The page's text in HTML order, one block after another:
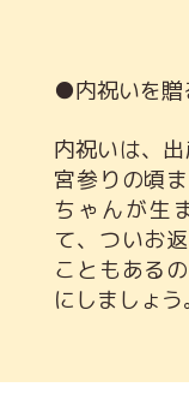
●内祝いを贈
内祝いは、
宮参りの頃
ちゃんが生
て、ついお
こともある
にしましょう。